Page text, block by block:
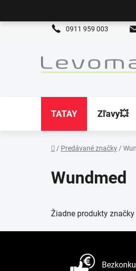
0911 959 003
TATAY Zľavy💥
/ Predávané značky /
Wundmed
Žiadne produkty značky